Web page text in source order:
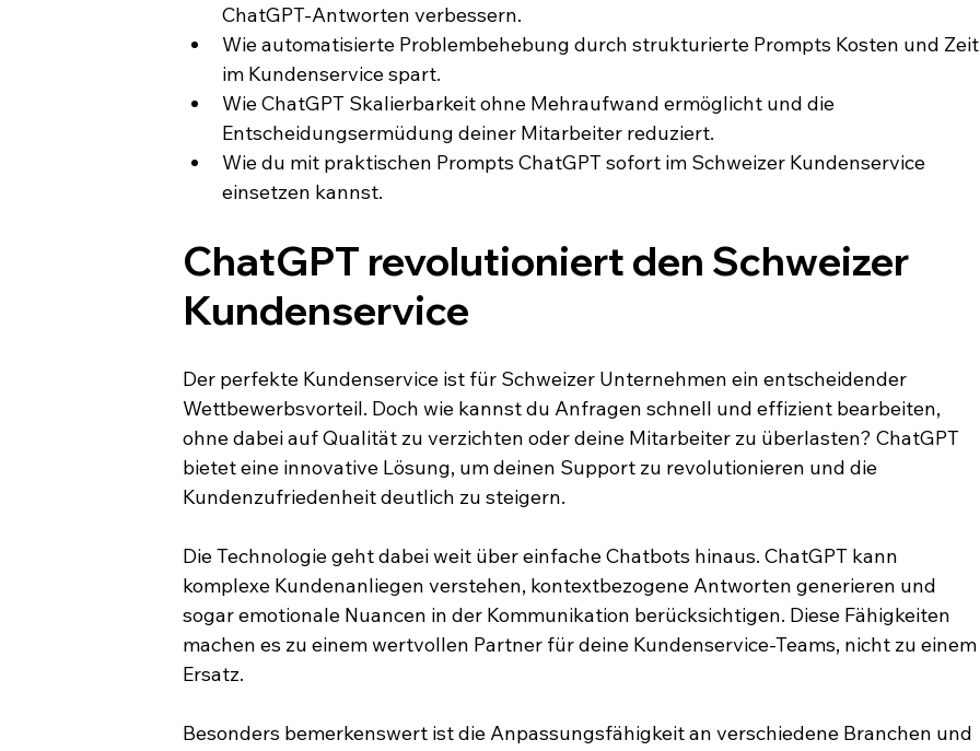
ChatGPT-Antworten verbessern.
Wie automatisierte Problembehebung durch strukturierte Prompts Kosten und Zeit
im Kundenservice spart.
Wie ChatGPT Skalierbarkeit ohne Mehraufwand ermöglicht und die
Entscheidungsermüdung deiner Mitarbeiter reduziert.
Wie du mit praktischen Prompts ChatGPT sofort im Schweizer Kundenservice
einsetzen kannst.
ChatGPT revolutioniert den Schweizer
Kundenservice
Der perfekte Kundenservice ist für Schweizer Unternehmen ein entscheidender
Wettbewerbsvorteil. Doch wie kannst du Anfragen schnell und effizient bearbeiten,
ohne dabei auf Qualität zu verzichten oder deine Mitarbeiter zu überlasten? ChatGPT
bietet eine innovative Lösung, um deinen Support zu revolutionieren und die
Kundenzufriedenheit deutlich zu steigern.
Die Technologie geht dabei weit über einfache Chatbots hinaus. ChatGPT kann
komplexe Kundenanliegen verstehen, kontextbezogene Antworten generieren und
sogar emotionale Nuancen in der Kommunikation berücksichtigen. Diese Fähigkeiten
machen es zu einem wertvollen Partner für deine Kundenservice-Teams, nicht zu einem
Ersatz.
Besonders bemerkenswert ist die Anpassungsfähigkeit an verschiedene Branchen und